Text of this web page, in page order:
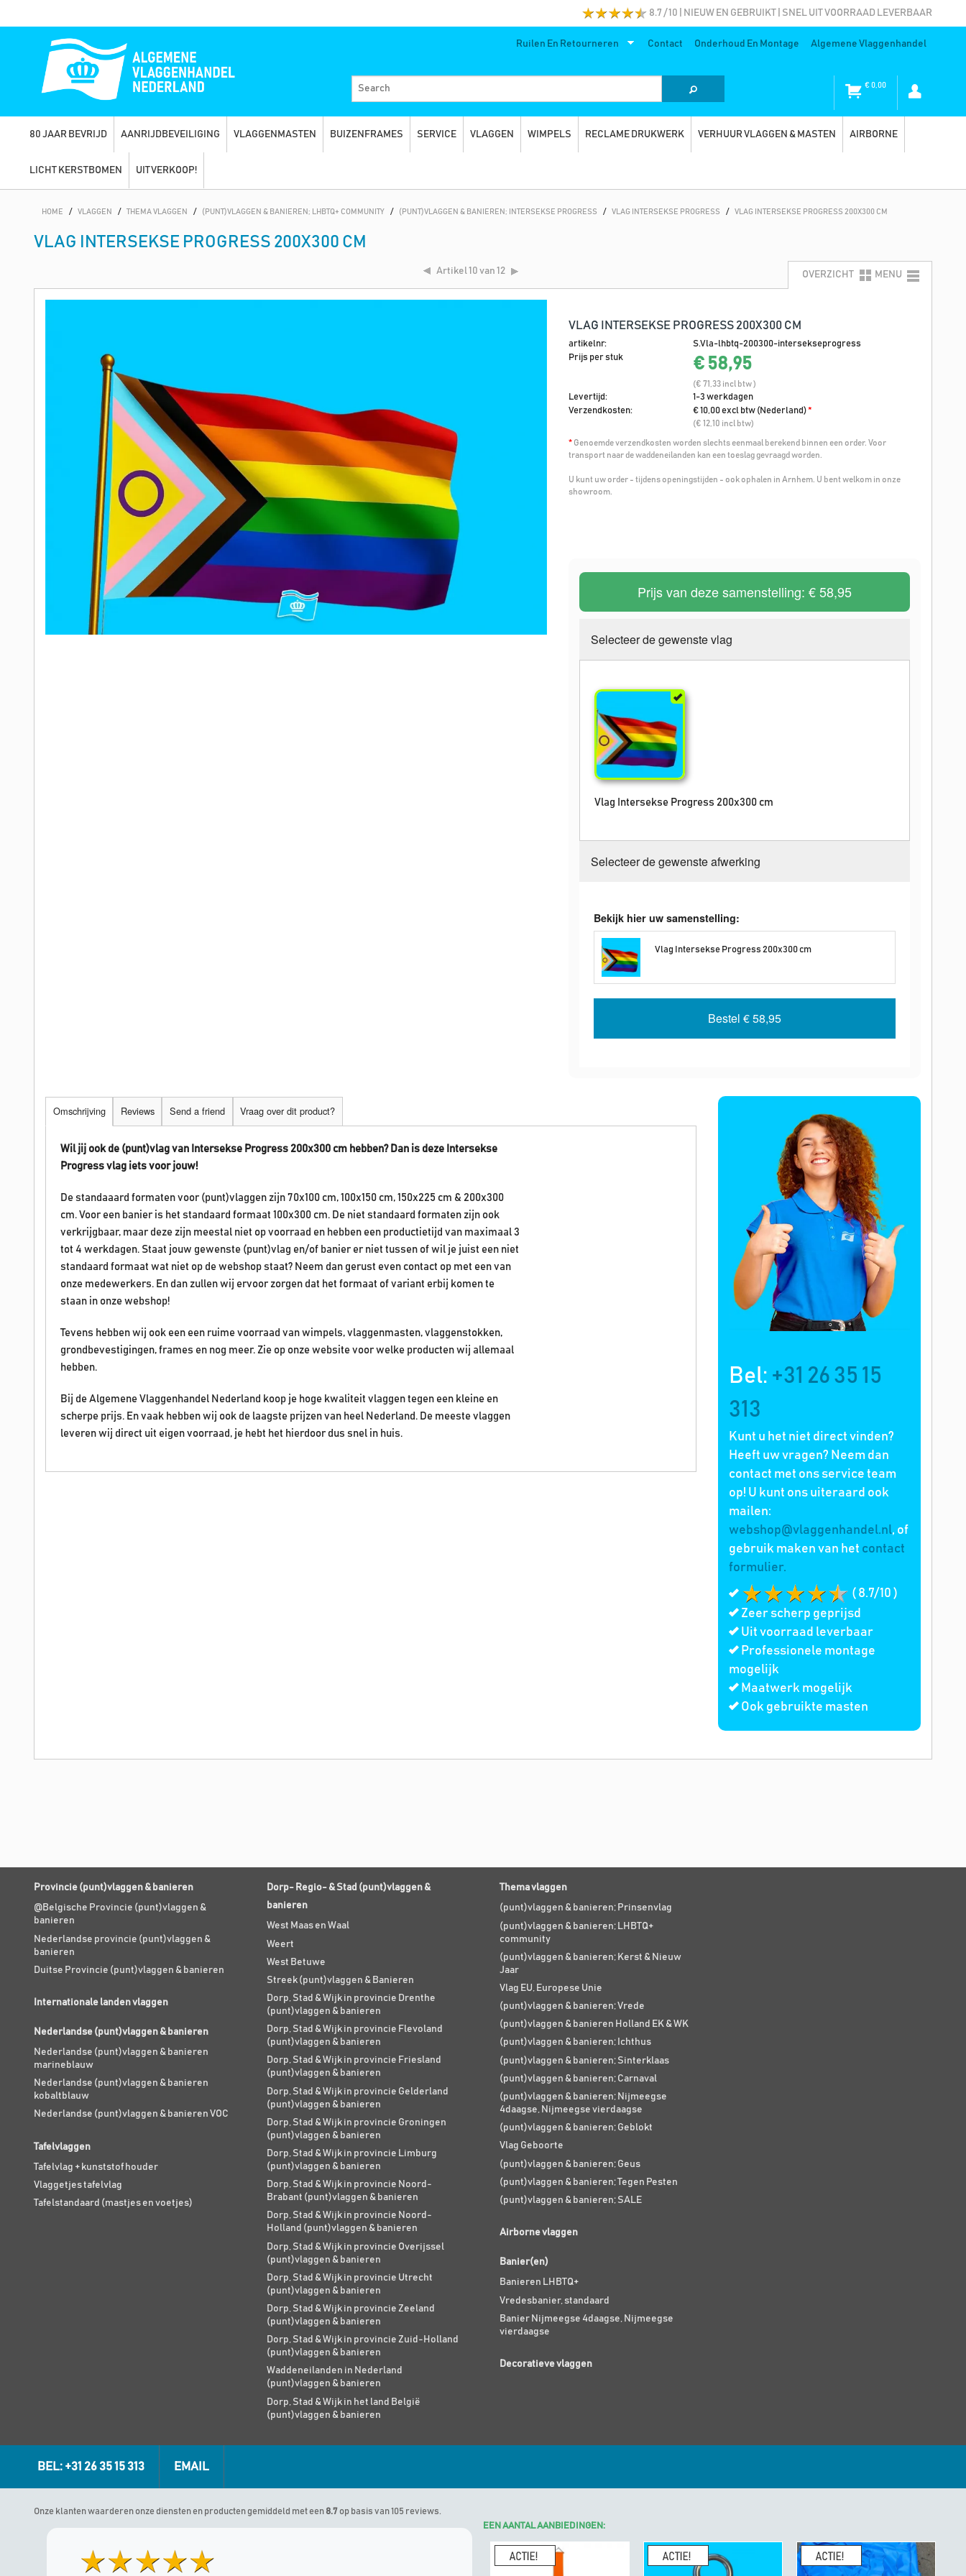
8.7 / 10 | NIEUW EN GEBRUIKT | SNEL UIT VOORRAAD LEVERBAAR
Ruilen En Retourneren Contact Onderhoud En Montage Algemene Vlaggenhandel
€0,00
80 JAAR BEVRIJD AANRIJDBEVEILIGING VLAGGENMASTEN BUIZENFRAMES SERVICE VLAGGEN WIMPELS RECLAME DRUKWERK VERHUUR VLAGGEN & MASTEN AIRBORNE
LICHT KERSTBOMEN UITVERKOOP!
HOME / VLAGGEN / THEMA VLAGGEN / (PUNT)VLAGGEN & BANIEREN; LHBTQ+ COMMUNITY / (PUNT)VLAGGEN & BANIEREN; INTERSEKSE PROGRESS / VLAG INTERSEKSE PROGRESS / VLAG INTERSEKSE PROGRESS 200X300 CM
VLAG INTERSEKSE PROGRESS 200X300 CM
Artikel10 van 12 OVERZICHT MENU
VLAG INTERSEKSE PROGRESS 200X300 CM
artikelnr:
S.Vla-lhbtq-200300-intersekseprogress
Prijs per stuk
€ 58,95
(€ 71,33 incl btw )
Levertijd:
1-3 werkdagen
Verzendkosten:
€ 10,00 excl btw (Nederland)*
(€ 12,10 incl btw)
* Genoemde verzendkosten worden slechts eenmaal berekend binnen een order. Voor
transport naar de waddeneilanden kan een toeslag gevraagd worden.
U kunt uw order - tijdens openingstijden - ook ophalen in Arnhem. U bent welkom in onze
showroom.
Prijs van deze samenstelling: € 58,95
Selecteer de gewenste vlag
Vlag Intersekse Progress 200x300 cm
Selecteer de gewenste afwerking
Bekijk hier uw samenstelling:
Vlag Intersekse Progress 200x300 cm
Bestel € 58,95
Bel: +31 26 35 15
313
Kunt u het niet direct vinden?
Heeft uw vragen? Neem dan
contact met ons service team
op! U kunt ons uiteraard ook
mailen:
webshop@vlaggenhandel.nl, of
gebruik maken van het contact
formulier.
( 8.7/10 )
Zeer scherp geprijsd
Uit voorraad leverbaar
Professionele montage
mogelijk
Maatwerk mogelijk
Ook gebruikte masten
Omschrijving Reviews Send a friend Vraag over dit product?
Wil jij ook de (punt)vlag van Intersekse Progress 200x300 cm hebben? Dan is deze Intersekse
Progress vlag iets voor jouw!
De standaaard formaten voor (punt)vlaggen zijn 70x100 cm, 100x150 cm, 150x225 cm & 200x300
cm. Voor een banier is het standaard formaat 100x300 cm. De niet standaard formaten zijn ook
verkrijgbaar, maar deze zijn meestal niet op voorraad en hebben een productietijd van maximaal 3
tot 4 werkdagen. Staat jouw gewenste (punt)vlag en/of banier er niet tussen of wil je juist een niet
standaard formaat wat niet op de webshop staat? Neem dan gerust even contact op met een van
onze medewerkers. En dan zullen wij ervoor zorgen dat het formaat of variant erbij komen te
staan in onze webshop!
Tevens hebben wij ook een een ruime voorraad van wimpels, vlaggenmasten, vlaggenstokken,
grondbevestigingen, frames en nog meer. Zie op onze website voor welke producten wij allemaal
hebben.
Bij de Algemene Vlaggenhandel Nederland koop je hoge kwaliteit vlaggen tegen een kleine en
scherpe prijs. En vaak hebben wij ook de laagste prijzen van heel Nederland. De meeste vlaggen
leveren wij direct uit eigen voorraad, je hebt het hierdoor dus snel in huis.
Provincie (punt)vlaggen & banieren
@Belgische Provincie (punt)vlaggen &
banieren
Nederlandse provincie (punt)vlaggen &
banieren
Duitse Provincie (punt)vlaggen & banieren
Internationale landen vlaggen
Nederlandse (punt)vlaggen & banieren
Nederlandse (punt)vlaggen & banieren
marineblauw
Nederlandse (punt)vlaggen & banieren
kobaltblauw
Nederlandse (punt)vlaggen & banieren VOC
Tafelvlaggen
Tafelvlag + kunststof houder
Vlaggetjes tafelvlag
Tafelstandaard (mastjes en voetjes)
Dorp- Regio- & Stad (punt)vlaggen &
banieren
West Maas en Waal
Weert
West Betuwe
Streek (punt)vlaggen & Banieren
Dorp, Stad & Wijk in provincie Drenthe
(punt)vlaggen & banieren
Dorp, Stad & Wijk in provincie Flevoland
(punt)vlaggen & banieren
Dorp, Stad & Wijk in provincie Friesland
(punt)vlaggen & banieren
Dorp, Stad & Wijk in provincie Gelderland
(punt)vlaggen & banieren
Dorp, Stad & Wijk in provincie Groningen
(punt)vlaggen & banieren
Dorp, Stad & Wijk in provincie Limburg
(punt)vlaggen & banieren
Dorp, Stad & Wijk in provincie Noord-
Brabant (punt)vlaggen & banieren
Dorp, Stad & Wijk in provincie Noord-
Holland (punt)vlaggen & banieren
Dorp, Stad & Wijk in provincie Overijssel
(punt)vlaggen & banieren
Dorp, Stad & Wijk in provincie Utrecht
(punt)vlaggen & banieren
Dorp, Stad & Wijk in provincie Zeeland
(punt)vlaggen & banieren
Dorp, Stad & Wijk in provincie Zuid-Holland
(punt)vlaggen & banieren
Waddeneilanden in Nederland
(punt)vlaggen & banieren
Dorp, Stad & Wijk in het land België
(punt)vlaggen & banieren
Thema vlaggen
(punt)vlaggen & banieren; Prinsenvlag
(punt)vlaggen & banieren; LHBTQ+
community
(punt)vlaggen & banieren; Kerst & Nieuw
Jaar
Vlag EU, Europese Unie
(punt)vlaggen & banieren; Vrede
(punt)vlaggen & banieren Holland EK & WK
(punt)vlaggen & banieren; Ichthus
(punt)vlaggen & banieren; Sinterklaas
(punt)vlaggen & banieren; Carnaval
(punt)vlaggen & banieren; Nijmeegse
4daagse, Nijmeegse vierdaagse
(punt)vlaggen & banieren; Geblokt
Vlag Geboorte
(punt)vlaggen & banieren; Geus
(punt)vlaggen & banieren; Tegen Pesten
(punt)vlaggen & banieren; SALE
Airborne vlaggen
Banier(en)
Banieren LHBTQ+
Vredesbanier, standaard
Banier Nijmeegse 4daagse, Nijmeegse
vierdaagse
Decoratieve vlaggen
BEL: +31 26 35 15 313 EMAIL
Onze klanten waarderen onze diensten en producten gemiddeld met een 8.7 op basis van 105 reviews.
EEN AANTAL AANBIEDINGEN: